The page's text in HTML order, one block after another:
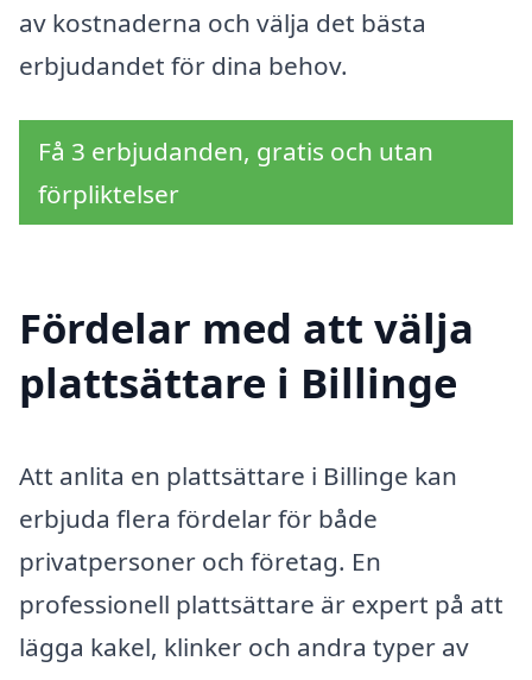
av kostnaderna och välja det bästa
erbjudandet för dina behov.
Få 3 erbjudanden, gratis och utan
förpliktelser
Fördelar med att välja
plattsättare i Billinge
Att anlita en plattsättare i Billinge kan
erbjuda flera fördelar för både
privatpersoner och företag. En
professionell plattsättare är expert på att
lägga kakel, klinker och andra typer av